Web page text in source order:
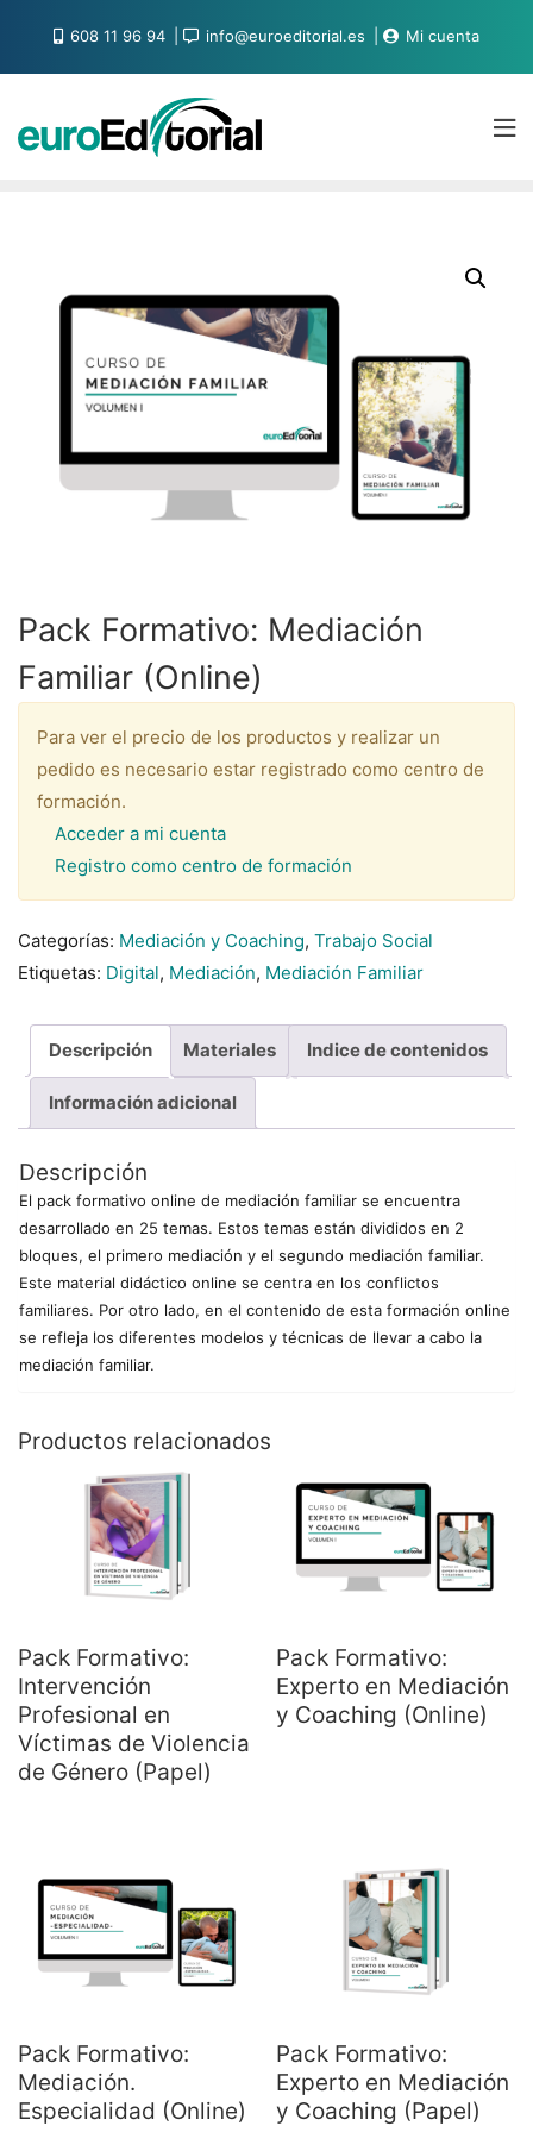
608 11 96 94 info@euroeditorial.es Mi cuenta
Pack Formativo: Mediación
Familiar (Online)
Para ver el precio de los productos y realizar un
pedido es necesario estar registrado como centro de
formación.
Acceder a mi cuenta
Registro como centro de formación
Categorías: Mediación y Coaching, Trabajo Social
Etiquetas: Digital, Mediación, Mediación Familiar
Descripción Materiales Indice de contenidos
Información adicional
Descripción
El pack formativo online de mediación familiar se encuentra
desarrollado en 25 temas. Estos temas están divididos en 2
bloques, el primero mediación y el segundo mediación familiar.
Este material didáctico online se centra en los conflictos
familiares. Por otro lado, en el contenido de esta formación online
se refleja los diferentes modelos y técnicas de llevar a cabo la
mediación familiar.
Productos relacionados
Pack Formativo:
Intervención
Profesional en
Víctimas de Violencia
de Género (Papel)
Pack Formativo:
Experto en Mediación
y Coaching (Online)
Pack Formativo:
Mediación.
Especialidad (Online)
Pack Formativo:
Experto en Mediación
y Coaching (Papel)